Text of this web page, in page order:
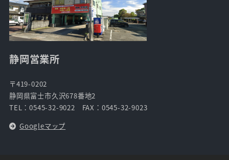
静岡営業所
〒419-0202
静岡県富士市久沢678番地2
TEL：0545-32-9022 FAX：0545-32-9023
Googleマップ